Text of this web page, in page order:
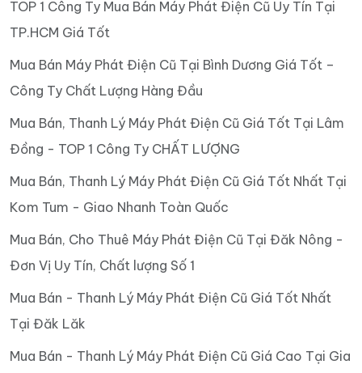
TOP 1 Công Ty Mua Bán Máy Phát Điện Cũ Uy Tín Tại
TP.HCM Giá Tốt
Mua Bán Máy Phát Điện Cũ Tại Bình Dương Giá Tốt –
Công Ty Chất Lượng Hàng Đầu
Mua Bán, Thanh Lý Máy Phát Điện Cũ Giá Tốt Tại Lâm
Đồng - TOP 1 Công Ty CHẤT LƯỢNG
Mua Bán, Thanh Lý Máy Phát Điện Cũ Giá Tốt Nhất Tại
Kom Tum - Giao Nhanh Toàn Quốc
Mua Bán, Cho Thuê Máy Phát Điện Cũ Tại Đăk Nông -
Đơn Vị Uy Tín, Chất lượng Số 1
Mua Bán - Thanh Lý Máy Phát Điện Cũ Giá Tốt Nhất
Tại Đăk Lăk
Mua Bán - Thanh Lý Máy Phát Điện Cũ Giá Cao Tại Gia